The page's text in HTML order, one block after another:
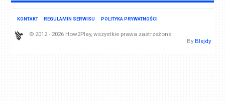
KONTAKT REGULAMIN SERWISU POLITYKA PRYWATNOŚCI
© 2012 - 2026 How2Play, wszystkie prawa zastrzeżone.
By Blejdy